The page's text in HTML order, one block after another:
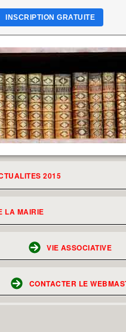
2015
LA MAIRIE
VIE ASSOCIATIVE
CONTACTER LE
INSCRIPTION GRATUITE